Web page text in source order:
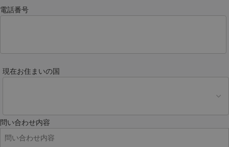
電話番号
現在お住まいの国
問い合わせ内容